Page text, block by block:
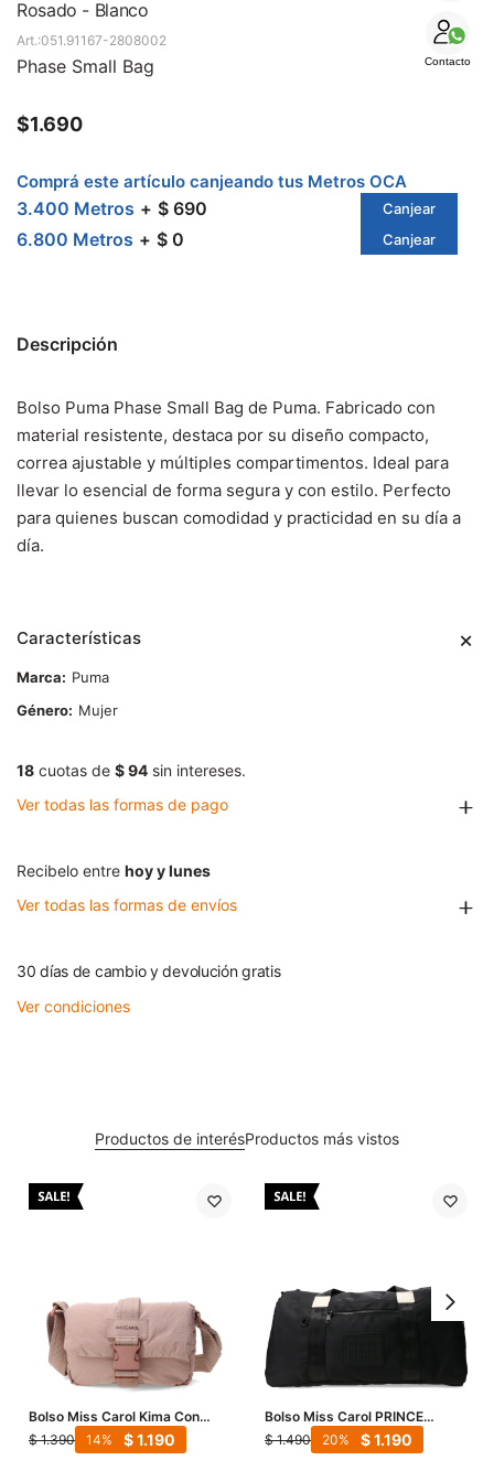
Rosado - Blanco
Contacto
051.91167-2808002
Phase Small Bag
$1.690
Comprá este artículo canjeando tus Metros OCA
3.400 Metros $ 690 Canjear
6.800 Metros $ 0 Canjear
Descripción
Bolso Puma Phase Small Bag de Puma. Fabricado con
material resistente, destaca por su diseño compacto,
correa ajustable y múltiples compartimentos. Ideal para
llevar lo esencial de forma segura y con estilo. Perfecto
para quienes buscan comodidad y practicidad en su día a
día.
Características
Marca
Puma
Género
Mujer
18 cuotas de $ 94 sin intereses.
Ver todas las formas de pago
Recibelo entre hoy y lunes
Ver todas las formas de envíos
30 días de cambio y devolución gratis
Ver condiciones
Productos de interésProductos más vistos
Bolso Miss Carol Kima Con
Logo - Beige
$ 1.390 $1.190
14
Bolso Miss Carol PRINCE
grande - Negro
$ 1.490 $1.190
20